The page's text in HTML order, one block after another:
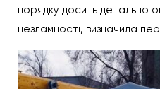
порядку досить детально
незламності, визначила